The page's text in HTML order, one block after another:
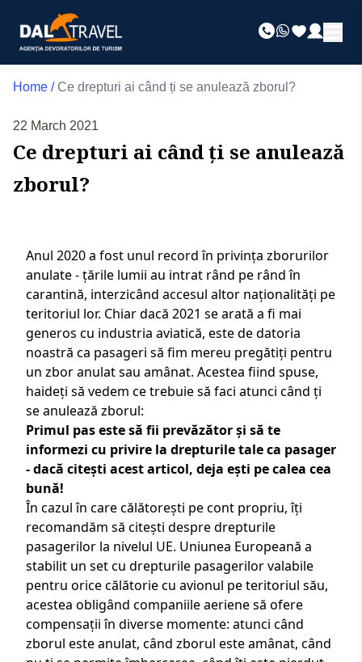
Home / Ce drepturi ai când ți se anulează zborul?
22 March 2021
Ce drepturi ai când ți se anulează
zborul?
Anul 2020 a fost unul record în privința zborurilor
anulate - țările lumii au intrat rând pe rând în
carantină, interzicând accesul altor naționalități pe
teritoriul lor. Chiar dacă 2021 se arată a fi mai
generos cu industria aviatică, este de datoria
noastră ca pasageri să fim mereu pregătiți pentru
un zbor anulat sau amânat. Acestea fiind spuse,
haideți să vedem ce trebuie să faci atunci când ți
se anulează zborul:
Primul pas este să fii prevăzător și să te
informezi cu privire la drepturile tale ca pasager
- dacă citești acest articol, deja ești pe calea cea
bună!
În cazul în care călătorești pe cont propriu, îți
recomandăm să citești despredrepturile
pasagerilor la nivelul UE. Uniunea Europeană a
stabilit un set cu drepturile pasagerilor valabile
pentru orice călătorie cu avionul pe teritoriul său,
acestea obligând companiile aeriene să ofere
compensații în diverse momente: atunci când
zborul este anulat, când zborul este amânat, când